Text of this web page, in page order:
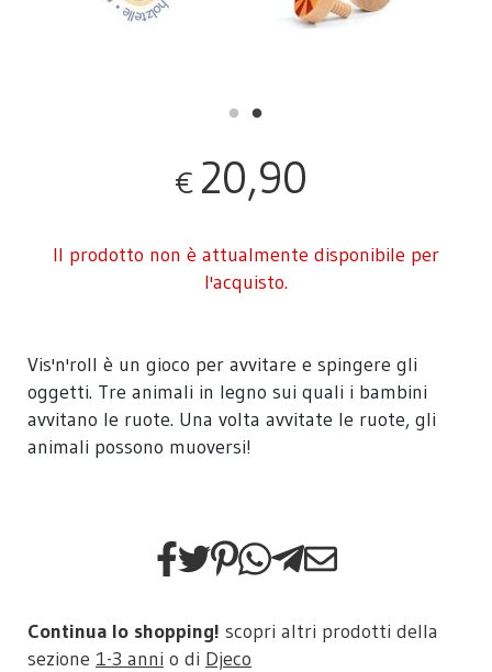
€ 20,90
Il prodotto non è attualmente disponibile per
l'acquisto.
Vis'n'roll è un gioco per avvitare e spingere gli
oggetti. Tre animali in legno sui quali i bambini
avvitano le ruote. Una volta avvitate le ruote, gli
animali possono muoversi!
Continua lo shopping! scopri altri prodotti della
sezione 1-3 anni o di Djeco